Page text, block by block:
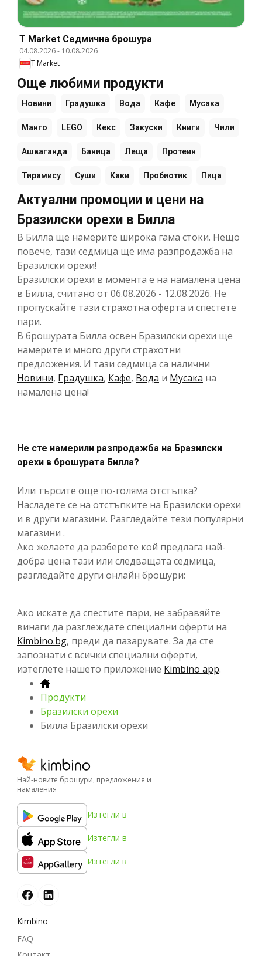
T Market Cедмична брошура
04.08.2026- 10.08.2026
T Market
Още любими продукти
Новини Градушка Вода Кафе Мусака
Манго LEGO Кекс Закуски Книги Чили
Ашваганда Баница Леща Протеин
Тирамису Суши Каки Пробиотик Пица
Актуални промоции и цени на
Бразилски орехи в Билла
В Билла ще намерите широка гама стоки. Нещо
повече, тази седмица ще има разпродажба на
Бразилски орехи!
Бразилски орехи в момента е на намалена цена
в Билла, считано от 06.08.2026 - 12.08.2026. Не
пропускайте тази страхотна оферта и спестете
пари.
В брошурата Билла освен Бразилски орехи ще
намерите и много други страхотни
предложения. И тази седмица са налични
Новини, Градушка, Кафе, Вода и Мусака на
намалена цена!
Не сте намерили разпродажба на Бразилски
орехи в брошурата Билла?
Или търсите още по-голяма отстъпка?
Насладете се на отстъпките на Бразилски орехи
и в други магазини. Разгледайте тези популярни
магазини .
Ако желаете да разберете кой предлага най-
добра цена тази или следващата седмица,
разгледайте други онлайн брошури:
Ако искате да спестите пари, не забравяйте
винаги да разглеждате специални оферти на
Kimbino.bg, преди да пазарувате. За да сте
запознати с всички специални оферти,
изтеглете нашето приложение Kimbino app.
Продукти
Бразилски орехи
Билла Бразилски орехи
Най-новите брошури, предложения и
намаления
Изтегли в
Изтегли в
Изтегли в
Kimbino
FAQ